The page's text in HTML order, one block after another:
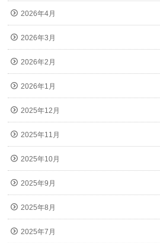
2026年4月
2026年3月
2026年2月
2026年1月
2025年12月
2025年11月
2025年10月
2025年9月
2025年8月
2025年7月